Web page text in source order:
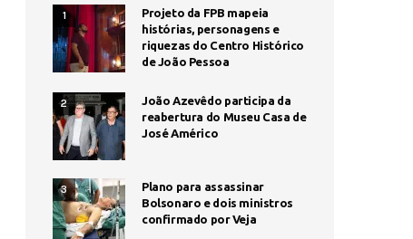
1
Projeto da FPB mapeia
histórias, personagens e
riquezas do Centro Histórico
de João Pessoa
2
João Azevêdo participa da
reabertura do Museu Casa de
José Américo
3
Plano para assassinar
Bolsonaro e dois ministros
confirmado por Veja